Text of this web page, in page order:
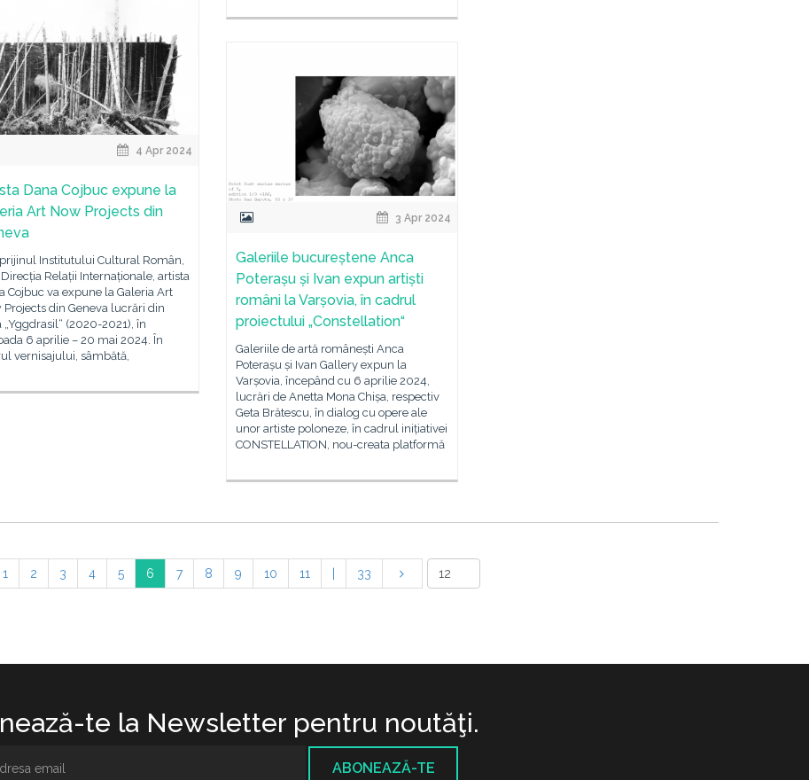
4 Apr 2024
Dana Cojbuc expune la
Art Now Projects din
Institutului Cultural Român,
Relații Internaționale, artista
Cojbuc va expune la Galeria Art
Projects din Geneva lucrări din
„Yggdrasil“ (2020-2021), în
6 aprilie – 20 mai 2024. În
vernisajului, sâmbătă,
3 Apr 2024
Galeriile bucureștene Anca
Poterașu și Ivan expun artiști
români la Varșovia, în cadrul
proiectului „Constellation“
Galeriile de artă românești Anca
Poterașu și Ivan Gallery expun la
Varșovia, începând cu 6 aprilie 2024,
lucrări de Anetta Mona Chișa, respectiv
Geta Brătescu, în dialog cu opere ale
unor artiste poloneze, în cadrul inițiativei
CONSTELLATION, nou-creata platformă
1 2 3 4 5 6 7 8 9 10 11 33
te la Newsletter pentru noutăţi.
ABONEAZĂ-TE